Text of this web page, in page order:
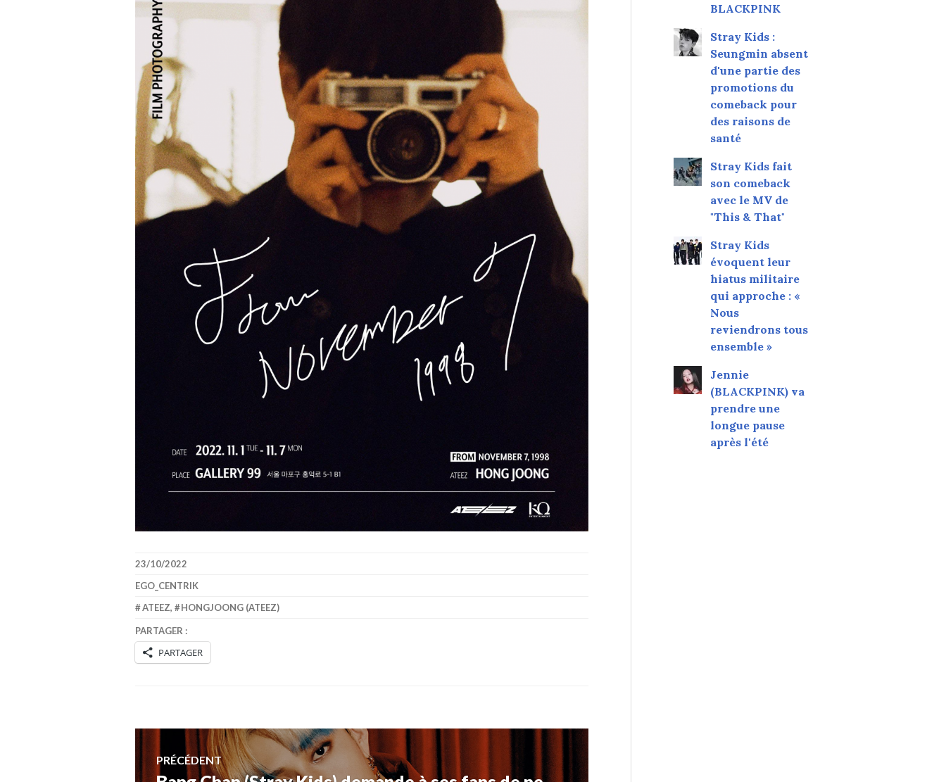
23/10/2022
EGO_CENTRIK
ATEEZ, HONGJOONG (ATEEZ)
PARTAGER :
PARTAGER
Navigation
PRÉCÉDENT
BLACKPINK
Stray Kids :
Seungmin absent
d'une partie des
promotions du
comeback pour
des raisons de
santé
Stray Kids fait
son comeback
avec le MV de
"This & That"
Stray Kids
évoquent leur
hiatus militaire
qui approche : «
Nous
reviendrons tous
ensemble »
Jennie
(BLACKPINK) va
prendre une
longue pause
après l'été